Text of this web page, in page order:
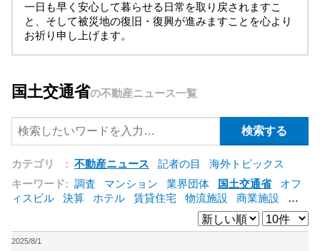
一日も早く安心して暮らせる日常を取り戻されますこ
と、そして被災地の復旧・復興が進みますことを心より
お祈り申し上げます。
国土交通省の不動産ニュース一覧
カテゴリ : 不動産ニュース 記者の目
海外トピックス
キーワード: 調査 マンション 業界団体 国土交通省
オフ
ィスビル
決算 ホテル 賃貸住宅 物流施設 商業施設
海
東急不動産 賃料
ア
野村不動産 ZEH [+]
2025/8/1